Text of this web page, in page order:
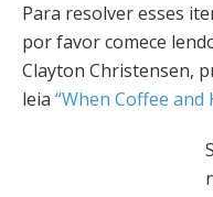
Para resolver esses
por favor comece
Clayton Christensen,
leia “When Coffee and